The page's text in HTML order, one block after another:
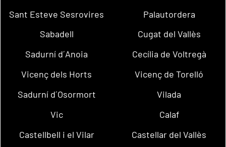
Sant Esteve Sesrovires
Palautordera
Sabadell
Cugat del Vallès
Sadurní d´Anoia
Cecília de Voltregà
Vicenç dels Horts
Vicenç de Torelló
Sadurní d´Osormort
Vilada
Vic
Calaf
Castellbell i el Vilar
Castellar del Vallès